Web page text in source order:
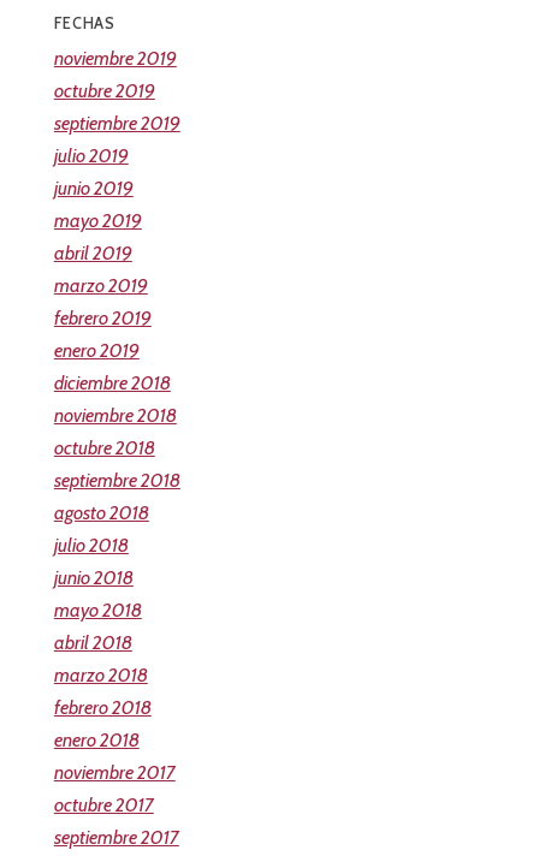
FECHAS
noviembre 2019
octubre 2019
septiembre 2019
julio 2019
junio 2019
mayo 2019
abril 2019
marzo 2019
febrero 2019
enero 2019
diciembre 2018
noviembre 2018
octubre 2018
septiembre 2018
agosto 2018
julio 2018
junio 2018
mayo 2018
abril 2018
marzo 2018
febrero 2018
enero 2018
noviembre 2017
octubre 2017
septiembre 2017